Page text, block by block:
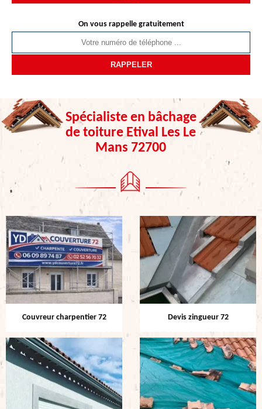
On vous rappelle gratuitement
Spécialiste en bâchage
de toiture Etival Les Le
Mans 72700
Couvreur charpentier 72 Devis zingueur 72